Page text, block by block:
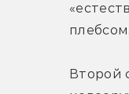
плебсом.
Второй